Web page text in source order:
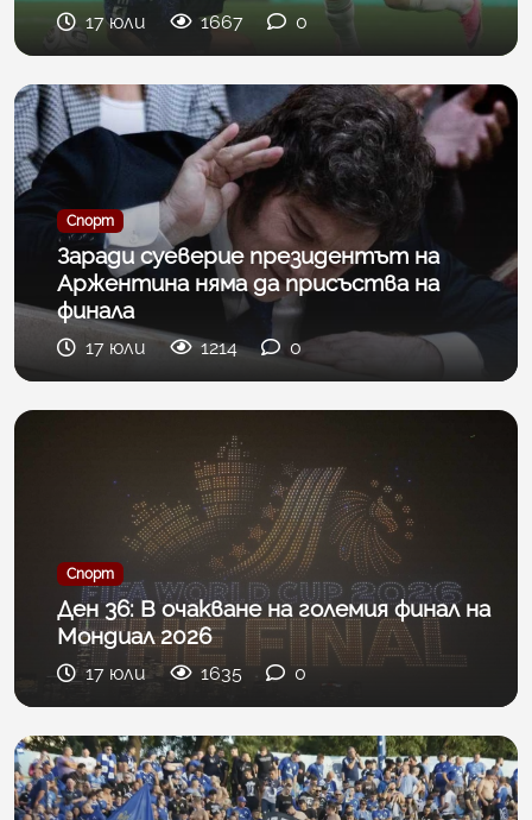
17 юли 1667 0
Спорт
Заради суеверие президентът на
Аржентина няма да присъства на
финала
17 юли 1214 0
Спорт
Ден 36: В очакване на големия финал на
Мондиал 2026
17 юли 1635 0